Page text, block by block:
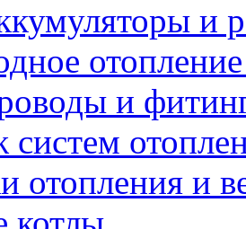
и
и
отопления и